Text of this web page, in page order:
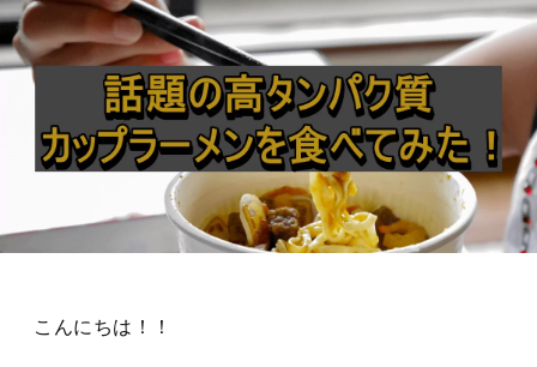
こんにちは！！